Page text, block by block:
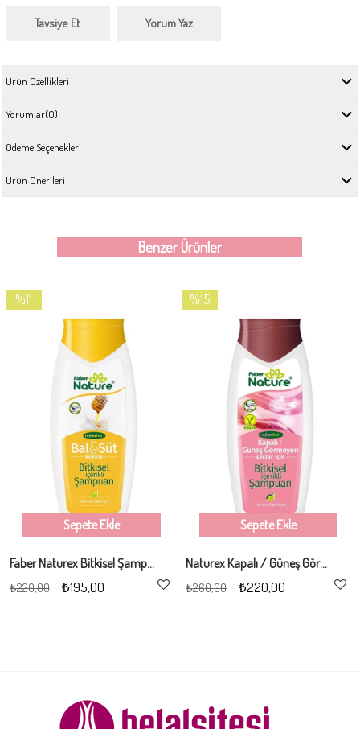
Tavsiye Et Yorum Yaz
Ürün Özellikleri
Yorumlar(0)
Ödeme Seçenekleri
Ürün Önerileri
Benzer Ürünler
Faber Naturex Bitkisel Şampuan 400Ml (Ballı/Sütlü)
₺195,00
₺220,00
Sepete Ekle
%11
Naturex Kapalı / Güneş Görmeyen Saçlar İçin Şampuan 400Ml
₺220,00
₺260,00
Sepete Ekle
%15